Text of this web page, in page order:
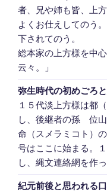
者、兄や姉も皆、上
よくお仕えしてのう
下されてのう。
総本家の上方様を中
云々。」
弥生時代の初めごろ
１５代淡上方様は都
し、後継者の孫 位
命（スメラミコト）
号はここに始まる。
し、縄文連絡網を作っ
紀元前後と思われる